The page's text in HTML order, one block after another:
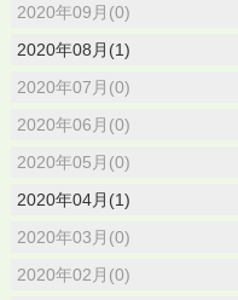
2020年09月(0)
2020年08月(1)
2020年07月(0)
2020年06月(0)
2020年05月(0)
2020年04月(1)
2020年03月(0)
2020年02月(0)